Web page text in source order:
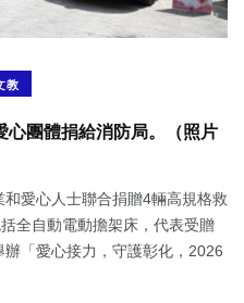
教
心團體捐給消防局。（照片
愛心人士聯合捐贈4輛高規格救
全自動電動擔架床，代表受贈
「愛心接力，守護彰化，2026